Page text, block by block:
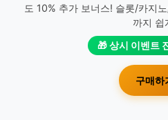
도 10% 추가 보너스! 슬롯/카지
까지 쉽
🎁 상시 이벤트
구매하